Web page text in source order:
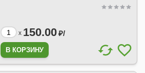
x 150.00₽/